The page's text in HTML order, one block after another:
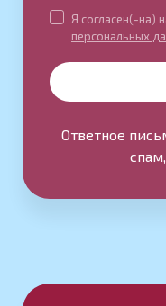
Я согласен(-на)
персональных
Ответное